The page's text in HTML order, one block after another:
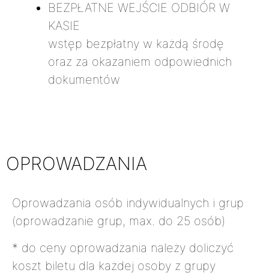
BEZPŁATNE WEJŚCIE ODBIÓR W
KASIE
wstęp bezpłatny w każdą środę
oraz za okazaniem odpowiednich
dokumentów
OPROWADZANIA
Oprowadzania osób indywidualnych i grup
(oprowadzanie grup, max. do 25 osób)
* do ceny oprowadzania należy doliczyć
koszt biletu dla każdej osoby z grupy